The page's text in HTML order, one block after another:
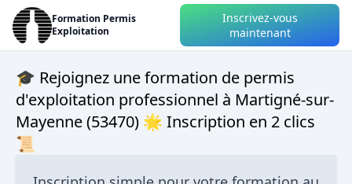
Formation Permis
Exploitation
Inscrivez-vous
maintenant
🎓 Rejoignez une formation de permis
d'exploitation professionnel à Martigné-sur-
Mayenne (53470) 🌟 Inscription en 2 clics
📜